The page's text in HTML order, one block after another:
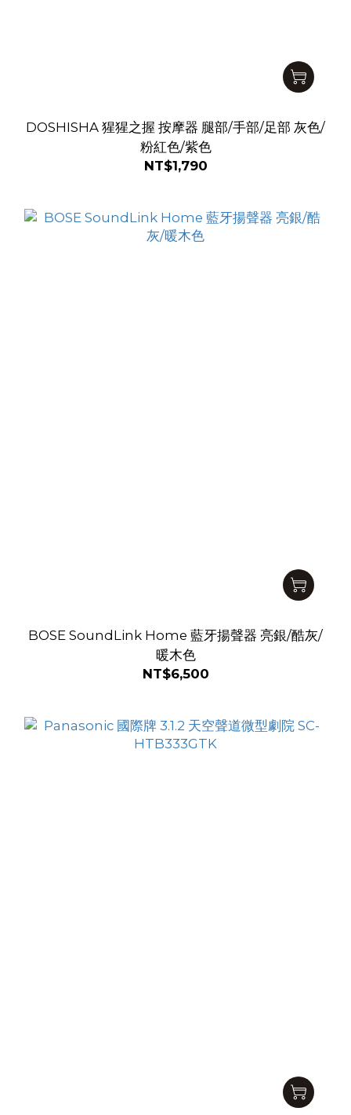
DOSHISHA 猩猩之握 按摩器 腿部/手部/足部 灰色/
粉紅色/紫色
NT$1,790
BOSE SoundLink Home 藍牙揚聲器 亮銀/酷灰/
暖木色
NT$6,500